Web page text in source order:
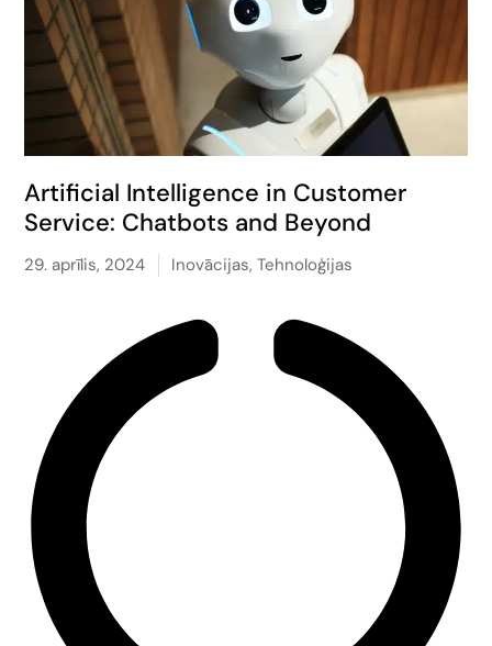
Artificial Intelligence in Customer
Service: Chatbots and Beyond
29. aprīlis, 2024 Inovācijas,Tehnoloģijas